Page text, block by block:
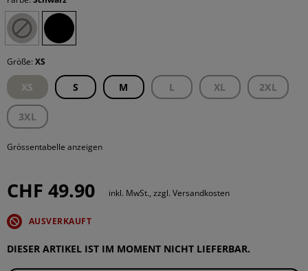
Größe: XS
XS S M L XL 2XL
3XL
Grössentabelle anzeigen
CHF 49.90 inkl. MwSt., zzgl. Versandkosten
AUSVERKAUFT
DIESER ARTIKEL IST IM MOMENT NICHT LIEFERBAR.